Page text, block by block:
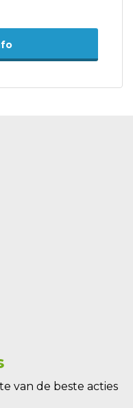
van de beste acties